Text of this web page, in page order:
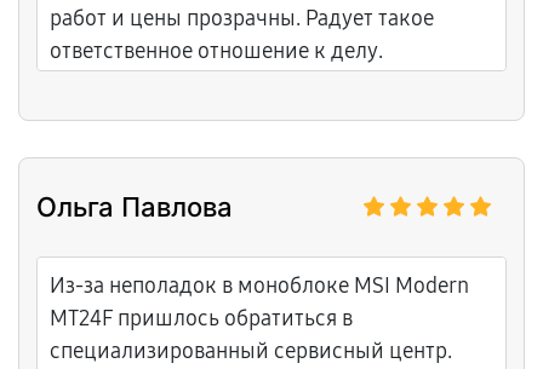
работ и цены прозрачны. Радует такое
ответственное отношение к делу.
Ольга Павлова
Из-за неполадок в моноблоке MSI Modern
MT24F пришлось обратиться в
специализированный сервисный центр.